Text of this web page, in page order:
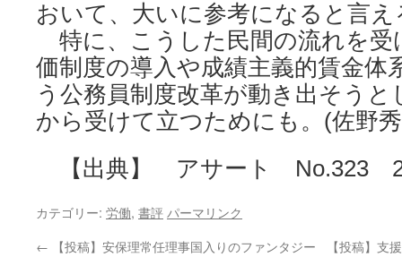
おいて、大いに参考になると言え
特に、こうした民間の流れを受
価制度の導入や成績主義的賃金体
う公務員制度改革が動き出そう
から受けて立つためにも。(佐
【出典】 アサート No.323
カテゴリー: 労働, 書評 パーマリンク
← 【投稿】安保理常任理事国入りのファンタジー 【投稿】支